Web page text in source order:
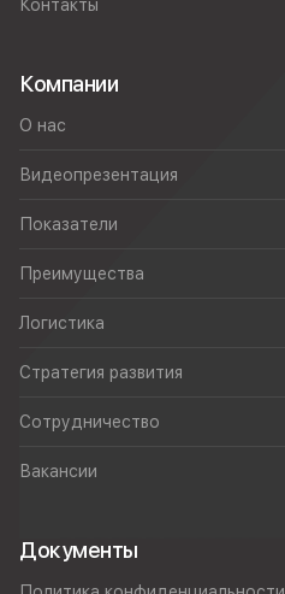
Контакты
Компании
О нас
Видеопрезентация
Показатели
Преимущества
Логистика
Стратегия развития
Сотрудничество
Вакансии
Документы